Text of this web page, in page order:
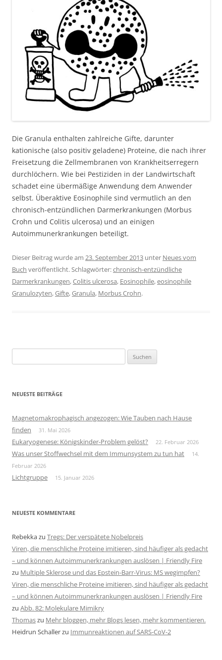
Die Granula enthalten zahlreiche Gifte, darunter
kationische (also positiv geladene) Proteine, die nach ihrer
Freisetzung die Zellmembranen von Krankheitserregern
durchlöchern. Wie bei Pestiziden in der Landwirtschaft
schadet eine übermäßige Anwendung dem Anwender
selbst. Überaktive Eosinophile sind vermutlich an den
chronisch-entzündlichen Darmerkrankungen (Morbus
Crohn und Colitis ulcerosa) und an einigen
Autoimmunerkrankungen beteiligt.
Dieser Beitrag wurde am 23. September 2013 unter Neues vom
Buch veröffentlicht. Schlagwörter:chronisch-entzündliche
Darmerkrankungen,Colitis ulcerosa, Eosinophile,eosinophile
Granulozyten,Gifte,Granula, Morbus Crohn.
nach:
NEUESTE BEITRÄGE
Magnetomakrophagisch angezogen: Wie Tauben nach Hause
finden
31. Mai 2026
Eukaryogenese: Königskinder-Problem gelöst? 22. Februar 2026
Was unser Stoffwechsel mit dem Immunsystem zu tun hat
14.
Februar 2026
Lichtgruppe 15. Januar 2026
NEUESTE KOMMENTARE
Rebekkazu Tregs: Der verspätete Nobelpreis
Viren, die menschliche Proteine imitieren, sind häufiger als gedacht
– und können Autoimmunerkrankungen auslösen | Friendly Fire
zu Multiple Sklerose und das Epstein-Barr-Virus: MS wegimpfen?
Viren, die menschliche Proteine imitieren, sind häufiger als gedacht
– und können Autoimmunerkrankungen auslösen | Friendly Fire
zu Abb. 82: Molekulare Mimikry
Thomaszu Mehr bloggen, mehr Blogs lesen, mehr kommentieren.
Heidrun Schallerzu Immunreaktionen auf SARS-CoV-2